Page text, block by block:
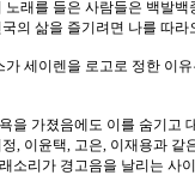
래를 들은 사람들은 백발
의 삶을 즐기려면 나를 따라
세이렌을 로고로 정한 이
을 가졌음에도 이를 숨기고
, 이윤택, 고은, 이재용과 같
소리가 경고음을 날리는 사